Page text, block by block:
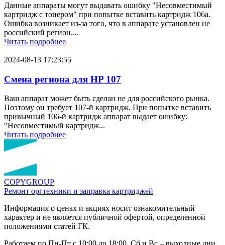
Данные аппараты могут выдавать ошибку "Несовместимый
картридж с тонером" при попытке вставить картридж 106a.
Ошибка возникает из-за того, что в аппарате установлен не
российский регион....
Читать подробнее
2024-08-13 17:23:55
Смена региона для HP 107
Ваш аппарат может быть сделан не для российского рынка.
Поэтому он требует 107-й картридж. При попытке вставить
привычный 106-й картридж аппарат выдает ошибку:
"Несовместимый картридж...
Читать подробнее
COPYGROUP
Ремонт оргтехники и заправка картриджей
Информация о ценах и акциях носит ознакомительный
характер и не является публичной офертой, определенной
положениями статей ГК.